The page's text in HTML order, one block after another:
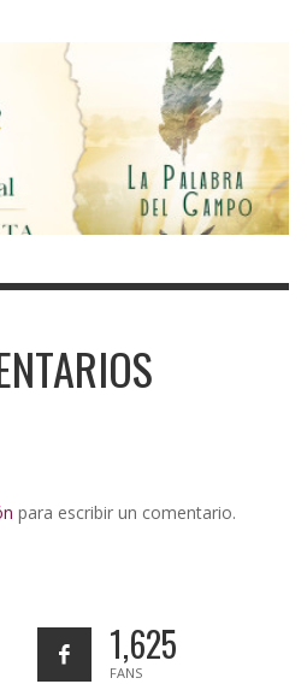
para escribir un comentario.
1,625
FANS